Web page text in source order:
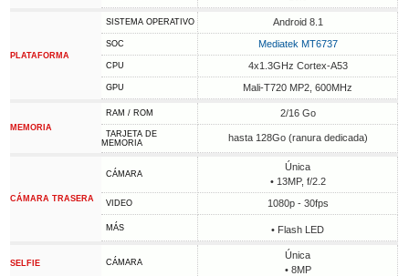
PLATAFORMA
SISTEMA OPERATIVO Android 8.1
SOC Mediatek MT6737
CPU 4x1.3GHz Cortex-A53
GPU Mali-T720 MP2, 600MHz
MEMORIA
RAM / ROM 2/16 Go
TARJETA DE
MEMORIA
hasta 128Go (ranura dedicada)
CÁMARA TRASERA
CÁMARA
Única
• 13MP, f/2.2
VIDEO 1080p - 30fps
MÁS • Flash LED
SELFIE CÁMARA
Única
• 8MP